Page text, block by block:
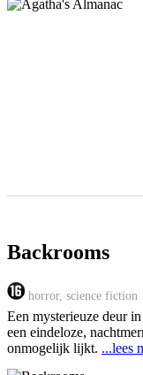
Backrooms
horror, science fiction
Een mysterieuze deur
een eindeloze,
onmogelijk lijkt. ...lees